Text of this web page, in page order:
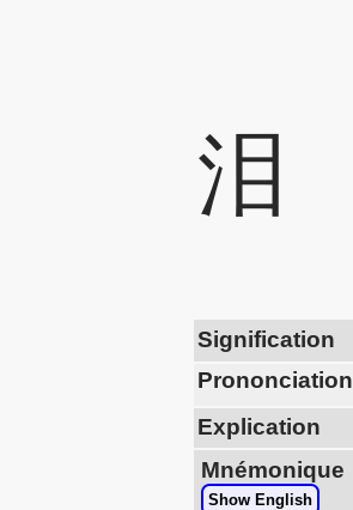
泪
Signification
Prononciation
Explication
Mnémonique
Show English